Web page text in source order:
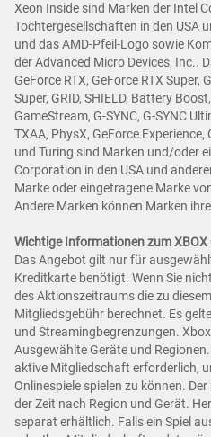
Xeon Inside sind Marken der Intel
Tochtergesellschaften in den USA
und das AMD-Pfeil-Logo sowie
der Advanced Micro Devices, Inc..
GeForce RTX, GeForce RTX Super,
Super, GRID, SHIELD, Battery
GameStream, G-SYNC, G-SYNC
TXAA, PhysX, GeForce Experience,
und Turing sind Marken und/oder
Corporation in den USA und
Marke oder eingetragene Marke
Andere Marken können Marken
Wichtige Informationen zum XBOX
Das Angebot gilt nur für
Kreditkarte benötigt. Wenn Sie
des Aktionszeitraums die zu
Mitgliedsgebühr berechnet. Es
und Streamingbegrenzungen.
Ausgewählte Geräte und
aktive Mitgliedschaft erforderlich,
Onlinespiele spielen zu können.
der Zeit nach Region und Gerät.
separat erhältlich. Falls ein Spiel